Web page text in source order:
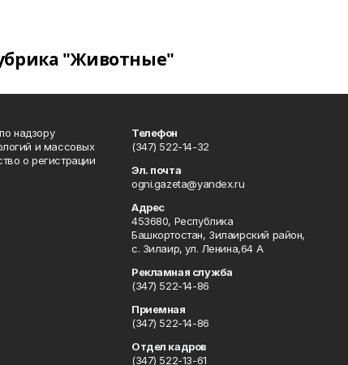
"Животные"
надзору
и массовых
о регистрации
Телефон
(347) 522-14-32
Эл. почта
ogni.gazeta@yandex.ru
Адрес
453680, Республика
Башкортостан, Зилаирский район,
с. Зилаир, ул. Ленина,64 А
Рекламная служба
(347) 522-14-86
Приемная
(347) 522-14-86
Отдел кадров
(347) 522-13-61